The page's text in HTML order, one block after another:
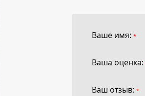
Ваше имя: *
Ваша оценка:
Ваш отзыв: *